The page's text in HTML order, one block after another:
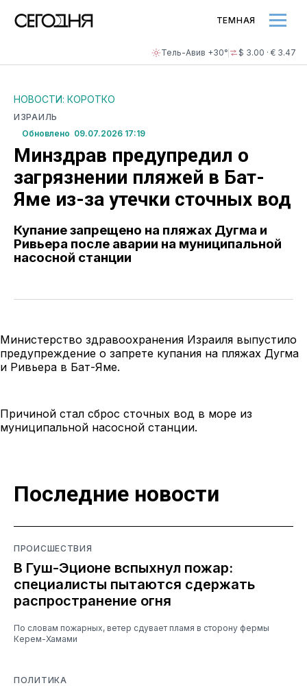
Тель-Авив +30° $ 3.00 · € 3.47
ТЕМНАЯ
НОВОСТИ: КОРОТКО
ИЗРАИЛЬ
Обновлено 09.07.2026 17:19
Минздрав предупредил о
загрязнении пляжей в Бат-
Яме из-за утечки сточных вод
Купание запрещено на пляжах Дугма и
Ривьера после аварии на муниципальной
насосной станции
Министерство здравоохранения Израиля выпустило
предупреждение о запрете купания на пляжах Дугма
и Ривьера в Бат-Яме.
Причиной стал сброс сточных вод в море из
муниципальной насосной станции.
Последние новости
ПРОИСШЕСТВИЯ
В Гуш-Эционе вспыхнул пожар:
специалисты пытаются сдержать
распространение огня
По словам пожарных, ветер сдувает пламя в сторону фермы
Керем-Хамами
ПОЛИТИКА